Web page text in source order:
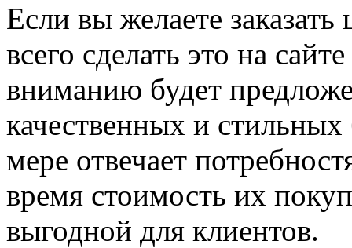
Если вы желаете
всего сделать это на сайте
вниманию будет
качественных и
мере отвечает
время стоимость их
выгодной для клиентов.